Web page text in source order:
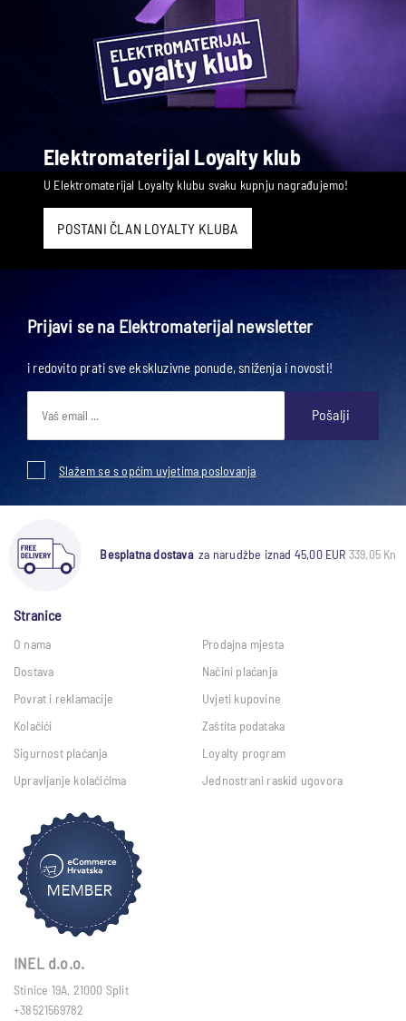
Elektromaterijal Loyalty klub
U Elektromaterijal Loyalty klubu svaku kupnju nagrađujemo!
POSTANI ČLAN LOYALTY KLUBA
Prijavi se na Elektromaterijal newsletter
i redovito prati sve ekskluzivne ponude, sniženja i novosti!
Pošalji
Slažem se s općim uvjetima poslovanja
Besplatna dostavaza narudžbe iznad 45,00 EUR 339,05 Kn
Stranice
O nama
Prodajna mjesta
Dostava
Načini plaćanja
Povrat i reklamacije
Uvjeti kupovine
Kolačići
Zaštita podataka
Sigurnost plaćanja
Loyalty program
Upravljanje kolačićima
Jednostrani raskid ugovora
INEL d.o.o.
Stinice 19A, 21000 Split
+38521569782